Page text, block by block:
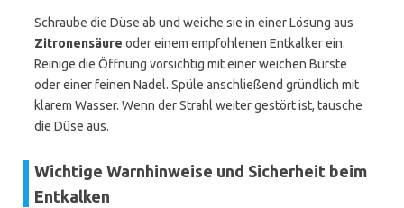
Schraube die Düse ab und weiche sie in einer Lösung aus
Zitronensäure oder einem empfohlenen Entkalker ein.
Reinige die Öffnung vorsichtig mit einer weichen Bürste
oder einer feinen Nadel. Spüle anschließend gründlich mit
klarem Wasser. Wenn der Strahl weiter gestört ist, tausche
die Düse aus.
Wichtige Warnhinweise und Sicherheit beim
Entkalken